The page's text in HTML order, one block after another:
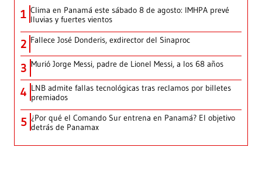
1 Clima en Panamá este sábado 8 de agosto: IMHPA prevé
lluvias y fuertes vientos
2 Fallece José Donderis, exdirector del Sinaproc
3 Murió Jorge Messi, padre de Lionel Messi, a los 68 años
4 LNB admite fallas tecnológicas tras reclamos por billetes
premiados
5 ¿Por qué el Comando Sur entrena en Panamá? El objetivo
detrás de Panamax